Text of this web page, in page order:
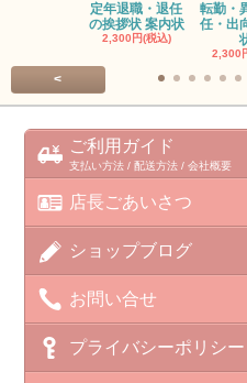
定年退職・退任
の挨拶状 案内状
2,300円(税込)
転勤・
任・出
2,300
<
ご利用ガイド
支払い方法 / 配送方法 / 会社概要
店長ごあいさつ
ショップブログ
お問い合せ
プライバシーポリシー